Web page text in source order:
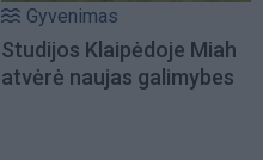
Gyvenimas
Studijos Klaipėdoje Miah
atvėrė naujas galimybes